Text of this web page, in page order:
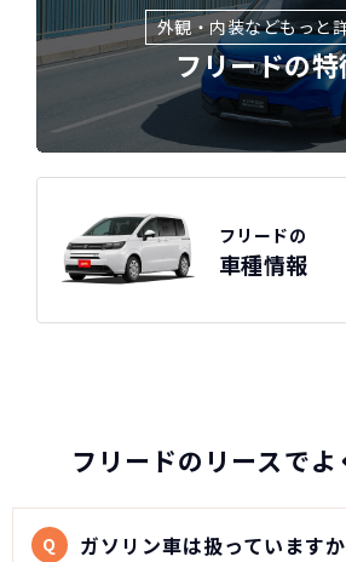
総支払い金額を比
瞭然！
圧倒的な安さがお
だけます。
頭金・ボーナス払い・車検
月額以外は一切不
金
所有の方がリスクがいっぱ
3年ごとに新車に
ーライフ
※車種により契約年数は異なります
自動車ローンで所有し
外観・内装などもっと
フリードの
フリードの
車種情報
スペック
フリードのリースで
Q ガソリン車は扱っていますか